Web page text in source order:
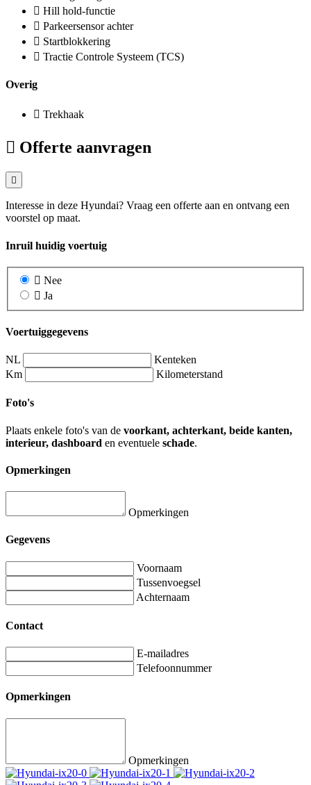
Hill hold-functie
Parkeersensor achter
Startblokkering
Tractie Controle Systeem (TCS)
Overig
Trekhaak
Offerte aanvragen
Interesse in deze Hyundai? Vraag een offerte aan en ontvang een
voorstel op maat.
Inruil huidig voertuig
Nee
Ja
Voertuiggegevens
NL
Kenteken
Km
Kilometerstand
Foto's
Plaats enkele foto's van de voorkant, achterkant, beide kanten,
interieur, dashboard en eventuele schade.
Opmerkingen
Opmerkingen
Gegevens
Voornaam
Tussenvoegsel
Achternaam
Contact
E-mailadres
Telefoonnummer
Opmerkingen
Opmerkingen